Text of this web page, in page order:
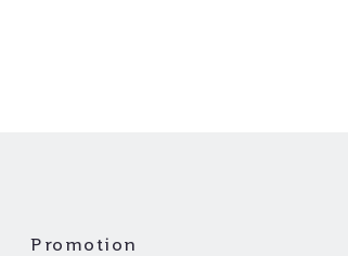
Promotion